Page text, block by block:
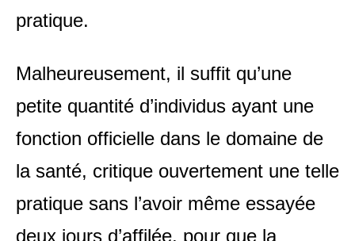
pratique.
Malheureusement, il suffit qu’une
petite quantité d’individus ayant une
fonction officielle dans le domaine de
la santé, critique ouvertement une telle
pratique sans l’avoir même essayée
deux jours d’affilée, pour que la